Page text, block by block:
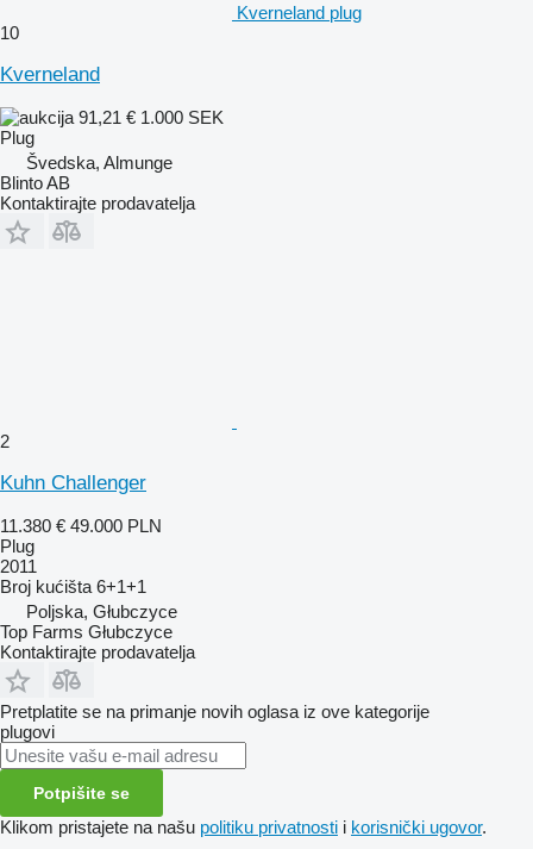
Kverneland plug
10
Kverneland
91,21 € 1.000 SEK
Plug
Švedska, Almunge
Blinto AB
Kontaktirajte prodavatelja
2
Kuhn Challenger
11.380 € 49.000 PLN
Plug
2011
Broj kućišta 6+1+1
Poljska, Głubczyce
Top Farms Głubczyce
Kontaktirajte prodavatelja
Pretplatite se na primanje novih oglasa iz ove kategorije
plugovi
Potpišite se
Klikom pristajete na našu politiku privatnosti i korisnički ugovor.